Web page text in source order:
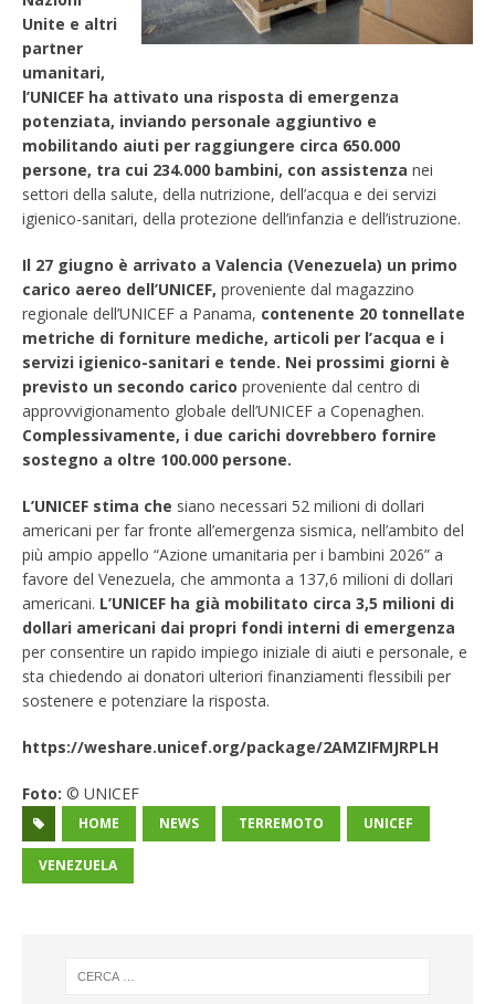
Unite e altri
partner
umanitari,
l’UNICEF ha attivato una risposta di emergenza
potenziata, inviando personale aggiuntivo e
mobilitando aiuti per raggiungere circa 650.000
persone, tra cui 234.000 bambini, con assistenza nei
settori della salute, della nutrizione, dell’acqua e dei servizi
igienico-sanitari, della protezione dell’infanzia e dell’istruzione.
Il 27 giugno è arrivato a Valencia (Venezuela) un primo
carico aereo dell’UNICEF, proveniente dal magazzino
regionale dell’UNICEF a Panama, contenente 20 tonnellate
metriche di forniture mediche, articoli per l’acqua e i
servizi igienico-sanitari e tende. Nei prossimi giorni è
previsto un secondo carico proveniente dal centro di
approvvigionamento globale dell’UNICEF a Copenaghen.
Complessivamente, i due carichi dovrebbero fornire
sostegno a oltre 100.000 persone.
L’UNICEF stima che siano necessari 52 milioni di dollari
americani per far fronte all’emergenza sismica, nell’ambito del
più ampio appello “Azione umanitaria per i bambini 2026” a
favore del Venezuela, che ammonta a 137,6 milioni di dollari
americani. L’UNICEF ha già mobilitato circa 3,5 milioni di
dollari americani dai propri fondi interni di emergenza
per consentire un rapido impiego iniziale di aiuti e personale, e
sta chiedendo ai donatori ulteriori finanziamenti flessibili per
sostenere e potenziare la risposta.
https://weshare.unicef.org/package/2AMZIFMJRPLH
Foto: © UNICEF
HOME NEWS TERREMOTO UNICEF
VENEZUELA